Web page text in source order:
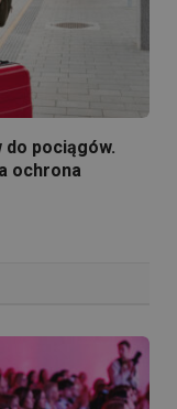
do pociągów.
ochrona